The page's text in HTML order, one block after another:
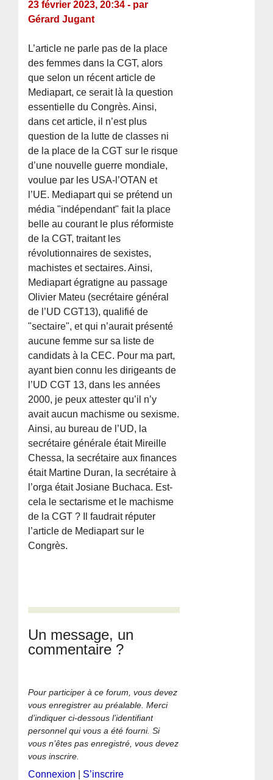
23 février 2023, 20:34 - par
Gérard Jugant
L’article ne parle pas de la place
des femmes dans la CGT, alors
que selon un récent article de
Mediapart, ce serait là la question
essentielle du Congrès. Ainsi,
dans cet article, il n’est plus
question de la lutte de classes ni
de la place de la CGT sur le risque
d’une nouvelle guerre mondiale,
voulue par les USA-l’OTAN et
l’UE. Mediapart qui se prétend un
média "indépendant" fait la place
belle au courant le plus réformiste
de la CGT, traitant les
révolutionnaires de sexistes,
machistes et sectaires. Ainsi,
Mediapart égratigne au passage
Olivier Mateu (secrétaire général
de l’UD CGT13), qualifié de
"sectaire", et qui n’aurait présenté
aucune femme sur sa liste de
candidats à la CEC. Pour ma part,
ayant bien connu les dirigeants de
l’UD CGT 13, dans les années
2000, je peux attester qu’il n’y
avait aucun machisme ou sexisme.
Ainsi, au bureau de l’UD, la
secrétaire générale était Mireille
Chessa, la secrétaire aux finances
était Martine Duran, la secrétaire à
l’orga était Josiane Buchaca. Est-
cela le sectarisme et le machisme
de la CGT ? Il faudrait réputer
l’article de Mediapart sur le
Congrès.
Un message, un
commentaire ?
Pour participer à ce forum, vous devez
vous enregistrer au préalable. Merci
d’indiquer ci-dessous l’identifiant
personnel qui vous a été fourni. Si
vous n’êtes pas enregistré, vous devez
vous inscrire.
Connexion
S’inscrire